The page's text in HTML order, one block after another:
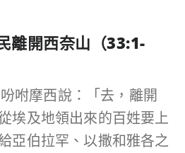
離開西奈山（33:1-
咐摩西說：「去，離開
埃及地領出來的百姓要上
亞伯拉罕、以撒和雅各之